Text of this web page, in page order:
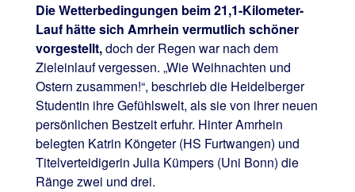
Die Wetterbedingungen beim 21,1-Kilometer-
Lauf hätte sich Amrhein vermutlich schöner
vorgestellt,doch der Regen war nach dem
Zieleinlauf vergessen. „Wie Weihnachten und
Ostern zusammen!“, beschrieb die Heidelberger
Studentin ihre Gefühlswelt, als sie von ihrer neuen
persönlichen Bestzeit erfuhr. Hinter Amrhein
belegten Katrin Köngeter (HS Furtwangen) und
Titelverteidigerin Julia Kümpers (Uni Bonn) die
Ränge zwei und drei.